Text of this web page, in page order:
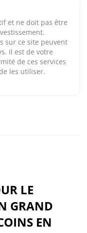
et ne doit pas être
sur ce site peuvent
Il est de votre
de ces services
les utiliser.
LE
GRAND
EN